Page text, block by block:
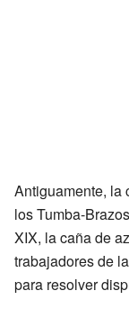
Antiguamente, la
los Tumba-
XIX, la caña de
trabajadores de
para resolver